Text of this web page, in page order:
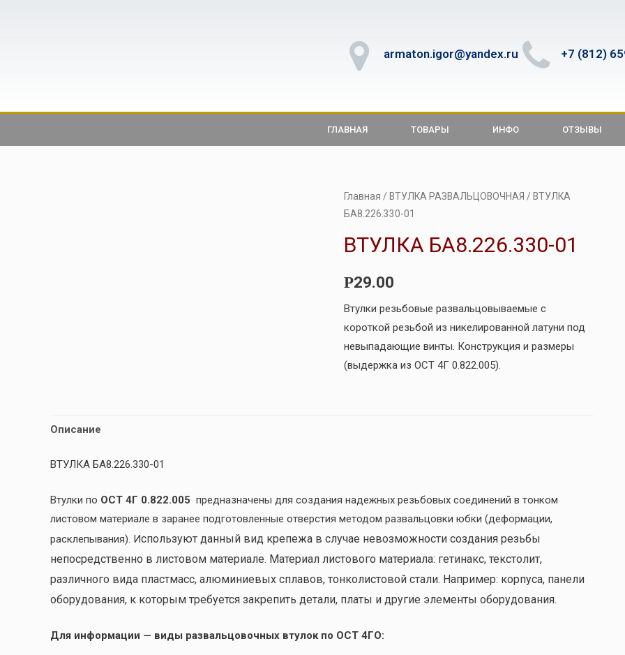
armaton.igor@yandex.ru +7 (812)
ГЛАВНАЯ ТОВАРЫ ИНФО ОТЗЫВЫ
Главная / ВТУЛКА РАЗВАЛЬЦОВОЧНАЯ / ВТУЛКА
БА8.226.330-01
ВТУЛКА БА8.226.330-01
Р29.00
Втулки резьбовые развальцовываемые с
короткой резьбой из никелированной латуни под
невыпадающие винты. Конструкция и размеры
(выдержка из ОСТ 4Г 0.822.005).
Описание
ВТУЛКА БА8.226.330-01
Втулки по ОСТ 4Г 0.822.005 предназначены для создания надежных резьбовых соединений в тонком
листовом материале в заранее подготовленные отверстия методом развальцовки юбки (деформации,
расклепывания). Используют данный вид крепежа в случае невозможности создания резьбы
непосредственно в листовом материале. Материал листового материала: гетинакс, текстолит,
различного вида пластмасс, алюминиевых сплавов, тонколистовой стали. Например: корпуса, панели
оборудования, к которым требуется закрепить детали, платы и другие элементы оборудования.
Для информации — виды развальцовочных втулок по ОСТ 4ГО: